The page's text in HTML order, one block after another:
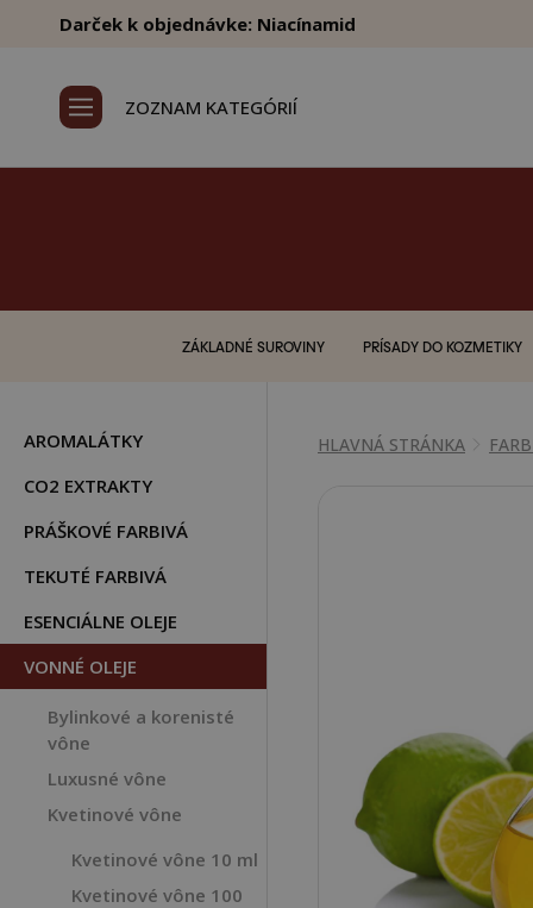
Darček k objednávke: Niacínamid
ZOZNAM KATEGÓRIÍ
ZÁKLADNÉ SUROVINY PRÍSADY DO KOZMETIKY
AROMALÁTKY
CO2 EXTRAKTY
PRÁŠKOVÉ FARBIVÁ
TEKUTÉ FARBIVÁ
ESENCIÁLNE OLEJE
VONNÉ OLEJE
Bylinkové a korenisté
vône
Luxusné vône
Kvetinové vône
Kvetinové vône 10 ml
Kvetinové vône 100
HLAVNÁ STRÁNKA